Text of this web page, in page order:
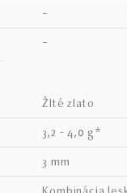
–
–
žlté zlato
3,2 - 4,0 g*
3 mm